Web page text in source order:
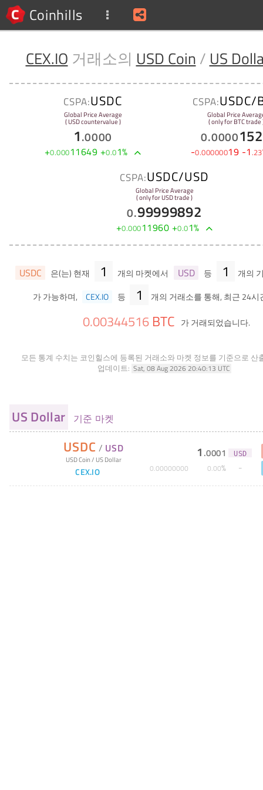
Coinhills
CEX.IO 거래소의 USD Coin / US
CSPA:USDC
Global Price Average
( USD countervalue )
1.0000
+0.00011649 +0.01%
CSPA:USDC/
Global Price
( only for BTC trade
0.0000
-0.00000019 -1.23
CSPA:USDC/USD
Global Price Average
( only for USD trade )
0.99999892
+0.00011960 +0.01%
USDC 은(는) 현재 1 개의 마켓에서 USD 등 1
개의
가 가능하며,
CEX.IO 등 1 개의 거래소를 통해, 최근 24시
0.00344516 BTC 가 거래되었습니다.
모든 통계 수치는 코인힐스에 등록된 거래소와 마켓 정보를 기준으로 산
업데이트: Sat, 08 Aug 2026 20:40:13 UTC
US Dollar 기준 마켓
USDC / USD
USD Coin/ US Dollar
CEX.IO
1 .0001 USD
0.00000000 0.00%